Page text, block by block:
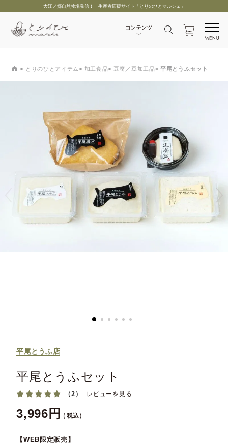
大江ノ郷自然牧場発信！ 生産者応援サイト「とりのひとマルシェ」
とりのひとアイテム 加工食品 豆腐／豆加工品 平尾とうふセット
平尾とうふ店
平尾とうふセット
（2） レビューを見る
3,996 税込
【WEB限定販売】